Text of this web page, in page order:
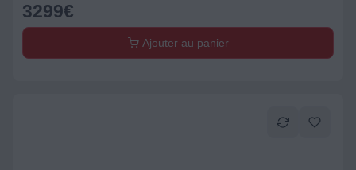
3299€
Ajouter au panier